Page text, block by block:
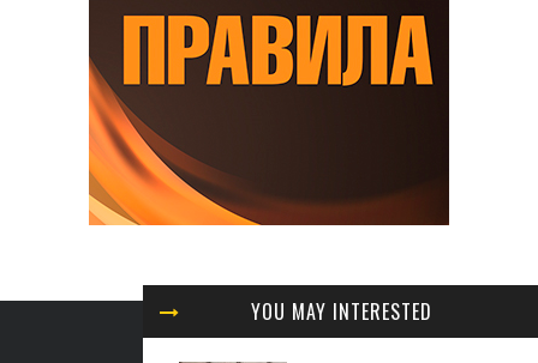
YOU MAY INTERESTED